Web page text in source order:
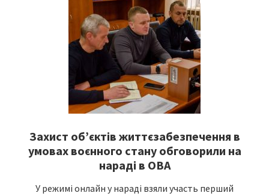
Захист об’єктів життєзабезпечення в
умовах воєнного стану обговорили на
нараді в ОВА
У режимі онлайн у нараді взяли участь перший